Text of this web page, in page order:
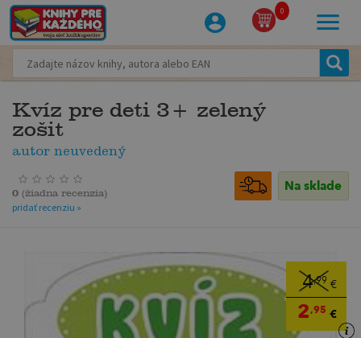
0
Kvíz pre deti 3+ zelený
zošit
autor neuvedený
Na sklade
0 (žiadna recenzia)
pridať recenziu »
4,99 €
2,95 €